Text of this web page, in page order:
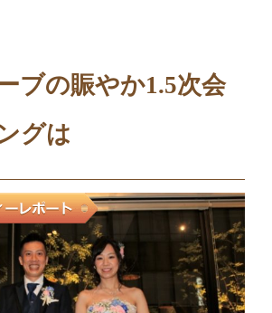
ブの賑やか1.5次会
グは